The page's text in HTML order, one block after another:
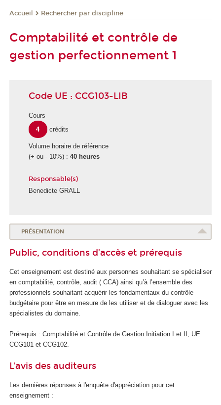
Accueil Rechercher par discipline
Comptabilité et contrôle de
gestion perfectionnement 1
Code UE : CCG103-LIB
Cours
4
crédits
Volume horaire de référence
(+ ou - 10%) : 40 heures
Responsable(s)
Benedicte GRALL
PRÉSENTATION
Public, conditions d’accès et prérequis
Cet enseignement est destiné aux personnes souhaitant se spécialiser
en comptabilité, contrôle, audit ( CCA) ainsi qu’à l’ensemble des
professionnels souhaitant acquérir les fondamentaux du contrôle
budgétaire pour être en mesure de les utiliser et de dialoguer avec les
spécialistes du domaine.
Prérequis : Comptabilité et Contrôle de Gestion Initiation I et II, UE
CCG101 et CCG102.
L'avis des auditeurs
Les dernières réponses à l'enquête d'appréciation pour cet
enseignement :